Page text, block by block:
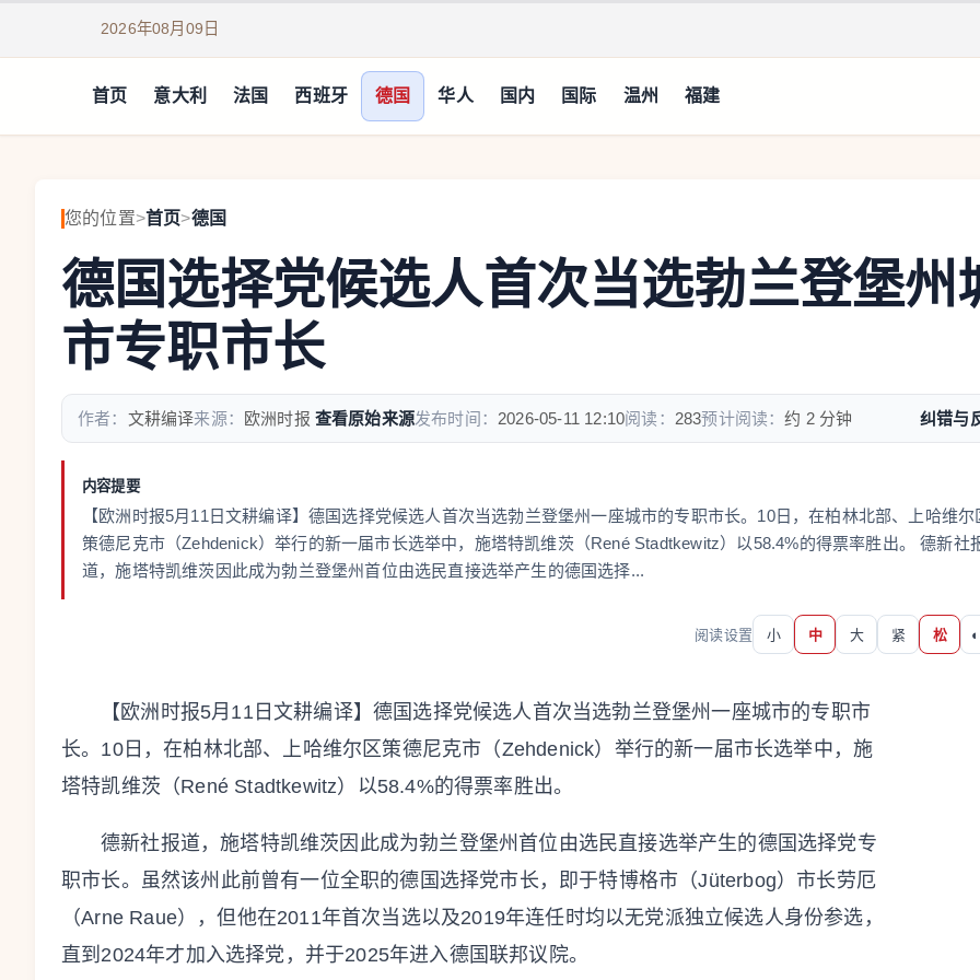
2026年08月09日
首页 意大利 法国 西班牙 德国 华人 国内 国际 温州 福建
您的位置>首页>德国
德国选择党候选人首次当选勃兰登堡州
市专职市长
作者： 文耕编译来源： 欧洲时报 查看原始来源发布时间： 2026-05-11 12:10阅读： 283预计阅读：约 2 分钟 纠错与
内容提要
【欧洲时报5月11日文耕编译】德国选择党候选人首次当选勃兰登堡州一座城市的专职市长。10日，在柏林北部、上哈维尔
策德尼克市（Zehdenick）举行的新一届市长选举中，施塔特凯维茨（René Stadtkewitz）以58.4%的得票率胜出。 德新社
道，施塔特凯维茨因此成为勃兰登堡州首位由选民直接选举产生的德国选择...
阅读设置 小 中 大 紧 松 ◐
【欧洲时报5月11日文耕编译】德国选择党候选人首次当选勃兰登堡州一座城市的专职市
长。10日，在柏林北部、上哈维尔区策德尼克市（Zehdenick）举行的新一届市长选举中，施
塔特凯维茨（René Stadtkewitz）以58.4%的得票率胜出。
德新社报道，施塔特凯维茨因此成为勃兰登堡州首位由选民直接选举产生的德国选择党专
职市长。虽然该州此前曾有一位全职的德国选择党市长，即于特博格市（Jüterbog）市长劳厄
（Arne Raue），但他在2011年首次当选以及2019年连任时均以无党派独立候选人身份参选，
直到2024年才加入选择党，并于2025年进入德国联邦议院。